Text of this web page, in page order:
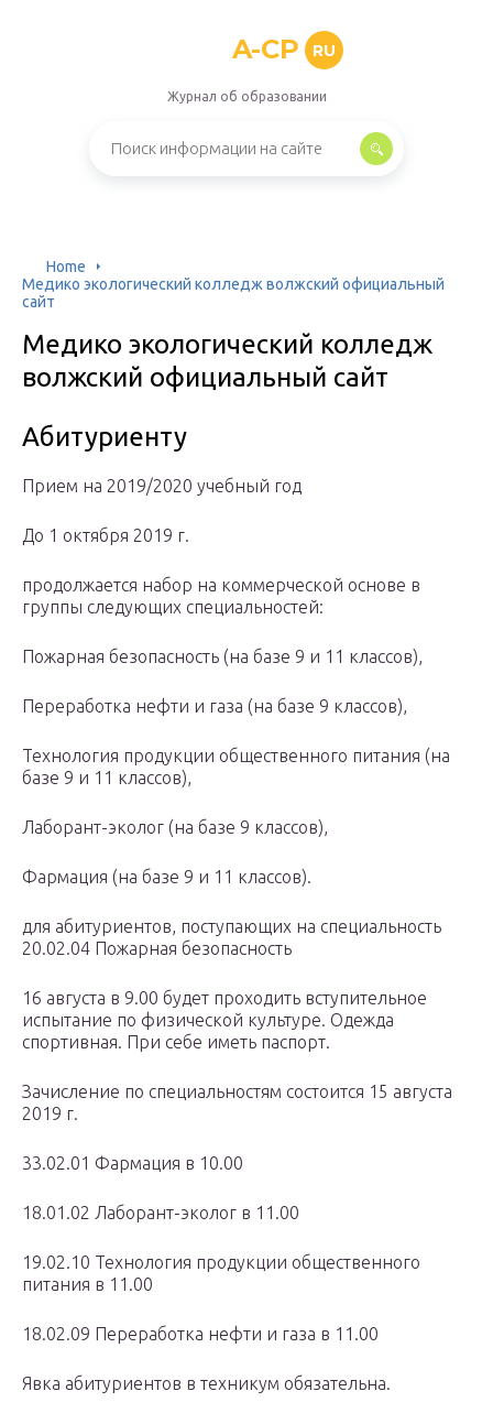
A-CP RU
Журнал об образовании
Home
Медико экологический колледж волжский официальный
сайт
Медико экологический колледж
волжский официальный сайт
Абитуриенту
Прием на 2019/2020 учебный год
До 1 октября 2019 г.
продолжается набор на коммерческой основе в
группы следующих специальностей:
Пожарная безопасность (на базе 9 и 11 классов),
Переработка нефти и газа (на базе 9 классов),
Технология продукции общественного питания (на
базе 9 и 11 классов),
Лаборант-эколог (на базе 9 классов),
Фармация (на базе 9 и 11 классов).
для абитуриентов, поступающих на специальность
20.02.04 Пожарная безопасность
16 августа в 9.00 будет проходить вступительное
испытание по физической культуре. Одежда
спортивная. При себе иметь паспорт.
Зачисление по специальностям состоится 15 августа
2019 г.
33.02.01 Фармация в 10.00
18.01.02 Лаборант-эколог в 11.00
19.02.10 Технология продукции общественного
питания в 11.00
18.02.09 Переработка нефти и газа в 11.00
Явка абитуриентов в техникум обязательна.